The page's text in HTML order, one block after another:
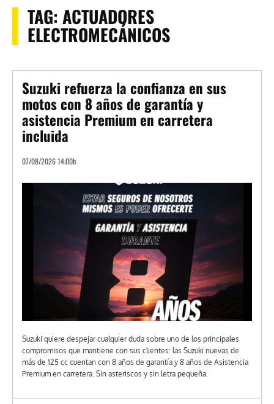
TAG:ACTUADORES
ELECTROMECÁNICOS
Suzuki refuerza la confianza en sus
motos con 8 años de garantía y
asistencia Premium en carretera
incluida
07/08/2026 14:00h
Suzuki quiere despejar cualquier duda sobre uno de los principales
compromisos que mantiene con sus clientes: las Suzuki nuevas de
más de 125 cc cuentan con 8 años de garantía y 8 años de Asistencia
Premium en carretera. Sin asteriscos y sin letra pequeña.